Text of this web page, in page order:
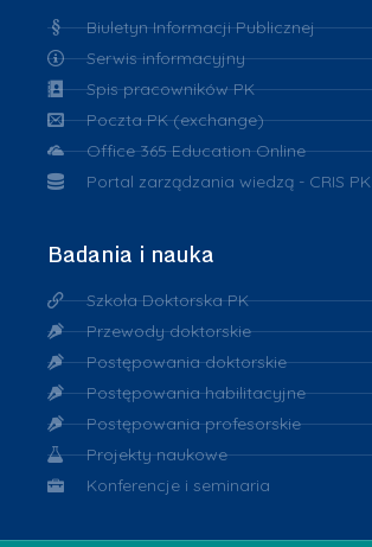
Biuletyn Informacji Publicznej
Serwis informacyjny
Spis pracowników PK
Poczta PK (exchange)
Office 365 Education Online
Portal zarządzania wiedzą - CRIS PK
Badania i nauka
Szkoła Doktorska PK
Przewody doktorskie
Postępowania doktorskie
Postępowania habilitacyjne
Postępowania profesorskie
Projekty naukowe
Konferencje i seminaria